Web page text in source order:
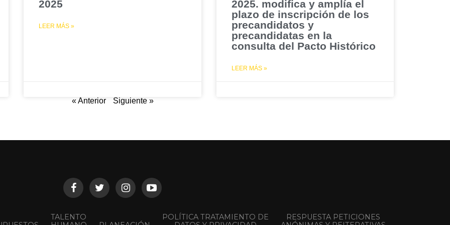
2025
LEER MÁS »
2025. modifica y amplía el
plazo de inscripción de los
precandidatos y
precandidatas en la
consulta del Pacto Histórico
LEER MÁS »
« Anterior Siguiente »
TALENTO
POLÍTICA TRATAMIENTO DE
RESPUESTA PETICIONES